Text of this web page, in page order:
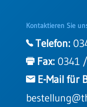
Kontaktieren Sie
Telefon:
Fax: 0341
E-Mail für